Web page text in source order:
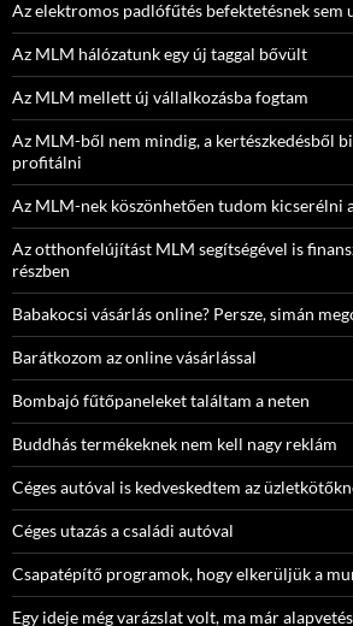
Az elektromos padlófűtés befektetésnek sem
Az MLM hálózatunk egy új taggal bővült
Az MLM mellett új vállalkozásba fogtam
Az MLM-ből nem mindig, a kertészkedésből
profitálni
Az MLM-nek köszönhetően tudom kicserélni
Az otthonfelújítást MLM segítségével is
részben
Babakocsi vásárlás online? Persze, simán
Barátkozom az online vásárlással
Bombajó fűtőpaneleket találtam a neten
Buddhás termékeknek nem kell nagy reklám
Céges autóval is kedveskedtem az
Céges utazás a családi autóval
Csapatépítő programok, hogy elkerüljük a
Egy ideje még varázslat volt, ma már alapvetés